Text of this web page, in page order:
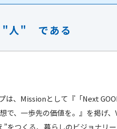
"人" である
は、Missionとして『「Next
で、一歩先の価値を。』を掲げ
”をつくる、暮らしのビジョナリ